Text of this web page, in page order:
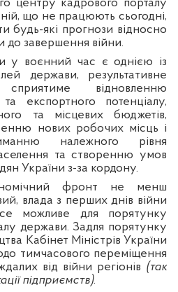
центру кадрового порталу
що не працюють сьогодні,
будь-які прогнози відносно
до завершення війни.
у воєнний час є однією із
держави, результативне
відновленню
експортного потенціалу,
та місцевих бюджетів,
нових робочих місць і
належного рівня
та створенню умов
України з-за кордону.
фронт не менш
влада з перших днів війни
можливе для порятунку
держави. Задля порятунку
Кабінет Міністрів України
тимчасового переміщення
від війни регіонів (так
підприємств).